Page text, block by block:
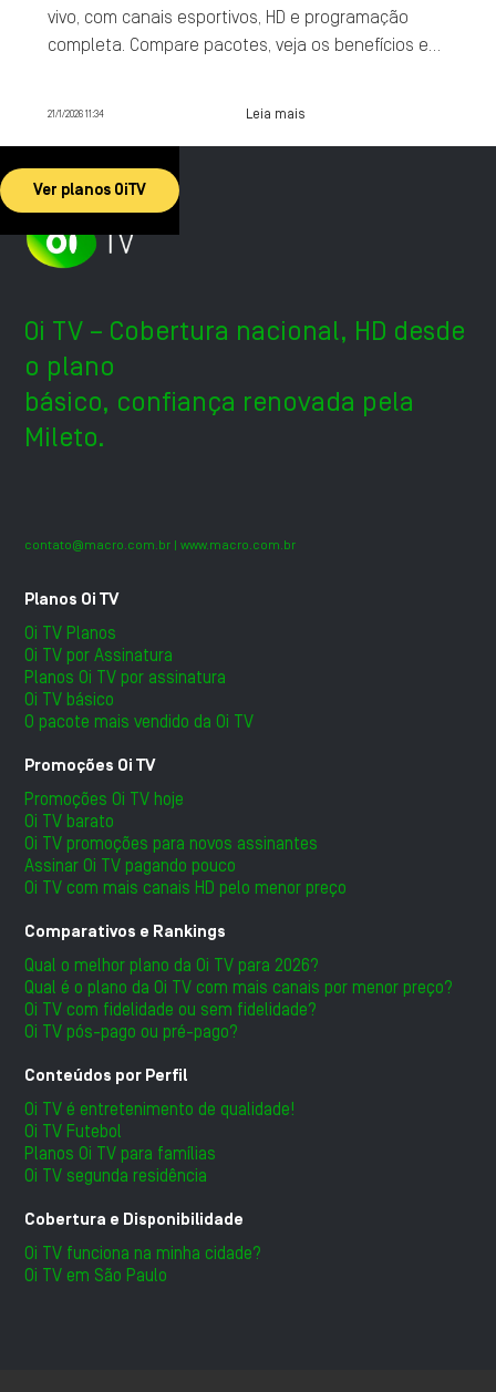
vivo, com canais esportivos, HD e programação
completa. Compare pacotes, veja os benefícios e
21/1/2026 11:34 Leia mais
Ver planos OiTV
Oi TV – Cobertura nacional, HD desde
o plano
básico, confiança renovada pela
Mileto.
contato@macro.com.br | www.macro.com.br
Planos Oi TV
Oi TV Planos
Oi TV por Assinatura
Planos Oi TV por assinatura
Oi TV básico
O pacote mais vendido da Oi TV
Promoções Oi TV
Promoções Oi TV hoje
Oi TV barato
Oi TV promoções para novos assinantes
Assinar Oi TV pagando pouco
Oi TV com mais canais HD pelo menor preço
Comparativos e Rankings
Qual o melhor plano da Oi TV para 2026?
Qual é o plano da Oi TV com mais canais por menor preço?
Oi TV com fidelidade ou sem fidelidade?
Oi TV pós-pago ou pré-pago?
Conteúdos por Perfil
Oi TV é entretenimento de qualidade!
Oi TV Futebol
Planos Oi TV para famílias
Oi TV segunda residência
Cobertura e Disponibilidade
Oi TV funciona na minha cidade?
Oi TV em São Paulo